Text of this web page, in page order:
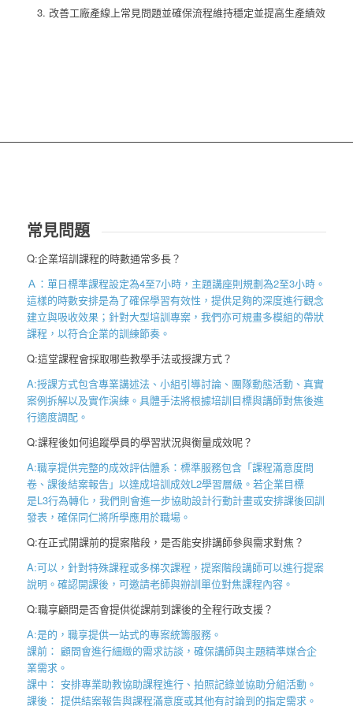
改善工廠產線上常見問題並確保流程維持穩定並提高生產績效
常見問題
Q:企業培訓課程的時數通常多長？
Ａ：單日標準課程設定為4至7小時，主題講座則規劃為2至3小時。
這樣的時數安排是為了確保學習有效性，提供足夠的深度進行觀念
建立與吸收效果；針對大型培訓專案，我們亦可規畫多模組的帶狀
課程，以符合企業的訓練節奏。
Q:這堂課程會採取哪些教學手法或授課方式？
A:授課方式包含專業講述法、小組引導討論、團隊動態活動、真實
案例拆解以及實作演練。具體手法將根據培訓目標與講師對焦後進
行適度調配。
Q:課程後如何追蹤學員的學習狀況與衡量成效呢？
A:職享提供完整的成效評估體系：標準服務包含「課程滿意度問
卷、課後結案報告」以達成培訓成效L2學習層級。若企業目標
是L3行為轉化，我們則會進一步協助設計行動計畫或安排課後回訓
發表，確保同仁將所學應用於職場。
Q:在正式開課前的提案階段，是否能安排講師參與需求對焦？
A:可以，針對特殊課程或多梯次課程，提案階段講師可以進行提案
說明。確認開課後，可邀請老師與辦訓單位對焦課程內容。
Q:職享顧問是否會提供從課前到課後的全程行政支援？
A:是的，職享提供一站式的專案統籌服務。
課前： 顧問會進行細緻的需求訪談，確保講師與主題精準媒合企
業需求。
課中： 安排專業助教協助課程進行、拍照記錄並協助分組活動。
課後： 提供結案報告與課程滿意度或其他有討論到的指定需求。